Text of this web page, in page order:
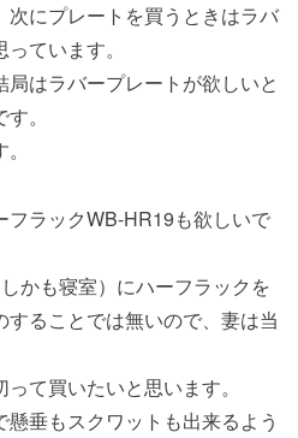
次にプレートを買うときはラバ
ています。
はラバープレートが欲しいと
。
フラックWB-HR19も欲しいで
かも寝室）にハーフラックを
ることでは無いので、妻は当
て買いたいと思います。
垂もスクワットも出来るよう